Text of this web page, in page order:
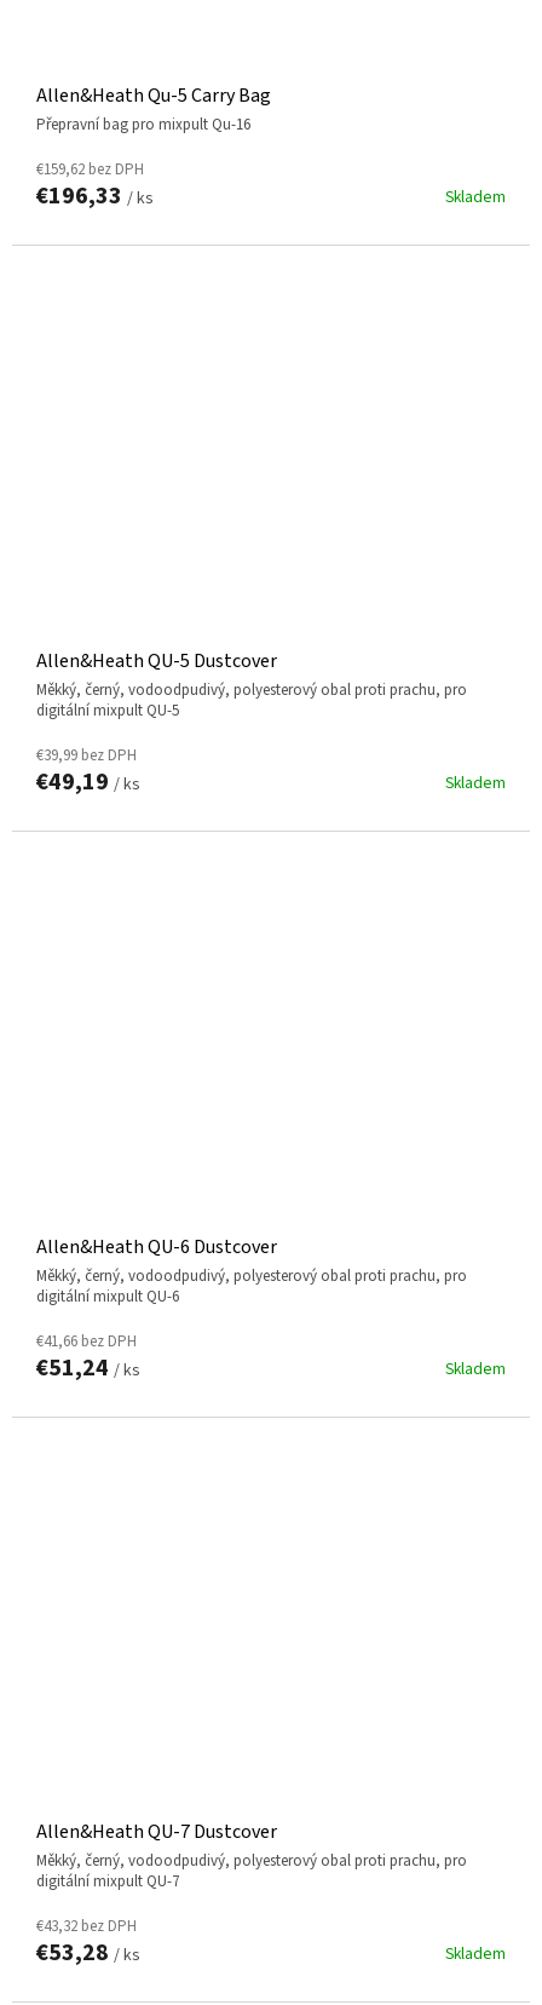
Allen&Heath Qu-5 Carry Bag
přepravní bag pro mixpult Qu-16
Skladem
€159,62 bez DPH
€196,33 / ks
Allen&Heath QU-5 Dustcover
měkký, černý, vodoodpudivý, polyesterový obal proti prachu, pro
digitální mixpult QU-5
Skladem
€39,99 bez DPH
€49,19 / ks
Allen&Heath QU-6 Dustcover
měkký, černý, vodoodpudivý, polyesterový obal proti prachu, pro
digitální mixpult QU-6
Skladem
€41,66 bez DPH
€51,24 / ks
Allen&Heath QU-7 Dustcover
měkký, černý, vodoodpudivý, polyesterový obal proti prachu, pro
digitální mixpult QU-7
Skladem
€43,32 bez DPH
€53,28 / ks